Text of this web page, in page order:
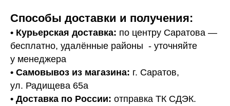
Способы доставки и получения:
• Курьерская доставка: по центру Саратова —
бесплатно, удалённые районы - уточняйте
у менеджера
• Самовывоз из магазина: г. Саратов,
ул. Радищева 65а
• Доставка по России: отправка ТК СДЭК.